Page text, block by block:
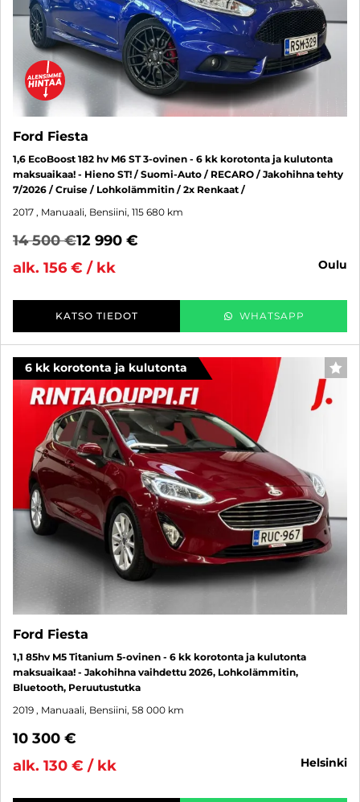
Ford Fiesta
1,6 EcoBoost 182 hv M6 ST 3-ovinen - 6 kk korotonta ja kulutonta
maksuaikaa! - Hieno ST! / Suomi-Auto / RECARO / Jakohihna tehty
7/2026 / Cruise / Lohkolämmitin / 2x Renkaat /
2017 , Manuaali, Bensiini, 115 680 km
14 500 €12 990 €
alk. 156 € / kk
oulu
KATSO TIEDOT WHATSAPP
6 kk korotonta ja kulutonta
Ford Fiesta
1,1 85hv M5 Titanium 5-ovinen - 6 kk korotonta ja kulutonta
maksuaikaa! - Jakohihna vaihdettu 2026, Lohkolämmitin,
Bluetooth, Peruutustutka
2019 , Manuaali, Bensiini, 58 000 km
10 300 €
alk. 130 € / kk
helsinki